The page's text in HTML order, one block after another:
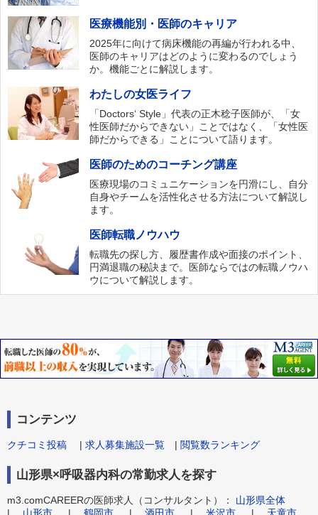
医療機能別・医師のキャリア
2025年に向けて病床機能の再編が行われる中、
医師のキャリアはどのように変わるのでしょう
か。機能ごとに解説します。
わたしの女医ライフ
「Doctors‘ Style」代表の正木稔子医師が、「女
性医師だからできない」ことではなく、「女性医
師だからできる」ことについて語ります。
医師のためのコーチング講座
医療現場のコミュニケーションを円滑にし、自分
自身やチームを活性化させる方法について解説し
ます。
医師転職ノウハウ
転職先の探し方、履歴書作成や面接のポイント、
円満退職の秘訣まで。医師ならではの転職ノウハ
ウについて解説します。
コンテンツ
クチコミ投稿 | 求人募集施設一覧 | 閲覧数ランキング
山形県×呼吸器内科の常勤求人を探す
m3.comCAREERの医師求人（コンサルタント）： 山形県全体
| 山形市 | 鶴岡市 | 酒田市 | 米沢市 | 天童市